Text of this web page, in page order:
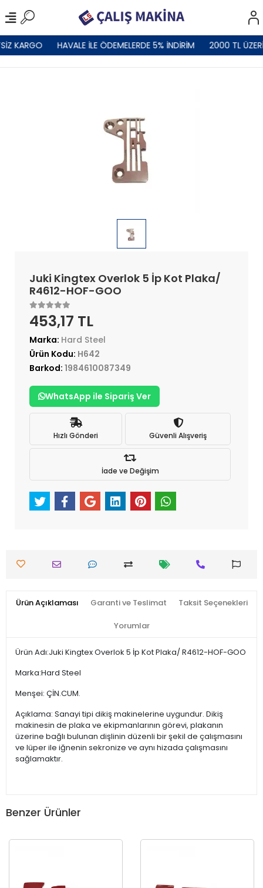
KARGO HAVALE İLE ÖDEMELERDE 5% İNDİRİM 2000 TL
Juki Kingtex Overlok 5 İp Kot Plaka/
R4612-HOF-GOO
453,17 TL
Marka: Hard Steel
Ürün Kodu: H642
Barkod: 1984610087349
WhatsApp ile Sipariş Ver
Hızlı Gönderi Güvenli Alışveriş
İade ve Değişim
Ürün Açıklaması Garanti ve Teslimat Taksit Seçenekleri
Yorumlar
Ürün Adı:Juki Kingtex Overlok 5 İp Kot Plaka/ R4612-HOF-GOO
Marka:Hard Steel
Menşei: ÇİN.CUM.
Açıklama: Sanayi tipi dikiş makinelerine uygundur. Dikiş
makinesin de plaka ve ekipmanlarının görevi, plakanın
üzerine bağlı bulunan dişlinin düzenli bir şekil de çalışmasını
ve lüper ile iğnenin sekronize ve aynı hizada çalışmasını
sağlamaktır.
Benzer Ürünler